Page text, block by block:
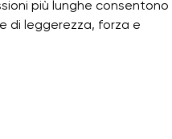
più lunghe consentono
di leggerezza, forza e